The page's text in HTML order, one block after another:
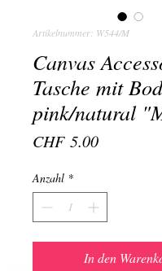
Artikelnummer: W544/M
Canvas
Tasche mit
pink/natural
CHF 5.00Preis
Anzahl *
In den